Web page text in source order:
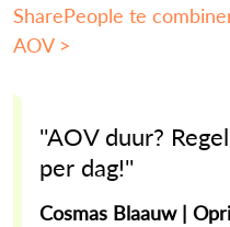
SharePeople te
AOV >
''AOV duur?
per dag!''
Cosmas Blaauw |